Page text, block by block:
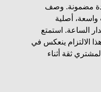
مضمونة. وصف
أصلية
الساعة. استمتع
الالتزام ينعكس في
ثقة أثناء